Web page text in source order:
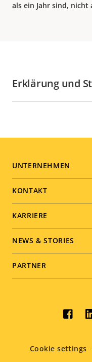
als ein Jahr sind, nicht
Erklärung und
Footer
menu
UNTERNEHMEN
KONTAKT
KARRIERE
NEWS & STORIES
PARTNER
Cookie settings